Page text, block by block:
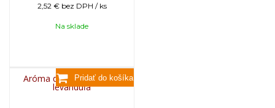
2,52 € bez DPH / ks
Na sklade
Aróma do sviečok, 25g -
levanduľa